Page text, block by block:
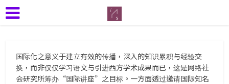
国际化之意义于建立有效的传播，深入的知识累积与经验交
换，而非仅仅学习语文与引进西方学术成果而已，这是网络社
会研究所筹办“国际讲座”之目标。一方面透过邀请国际知名